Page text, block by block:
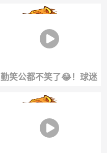
谢皇马，但因理念，更倾
向加盟巴萨
勤笑公都不笑了😂！球迷
这波操作，莱奥直接开
骂：你是真的蠢